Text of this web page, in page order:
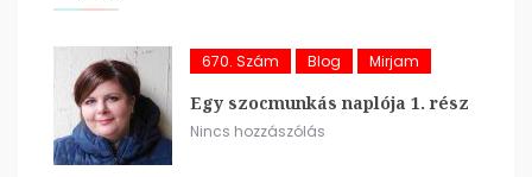
670. Szám Blog Mirjam
Egy szocmunkás naplója 1. rész
Nincs hozzászólás